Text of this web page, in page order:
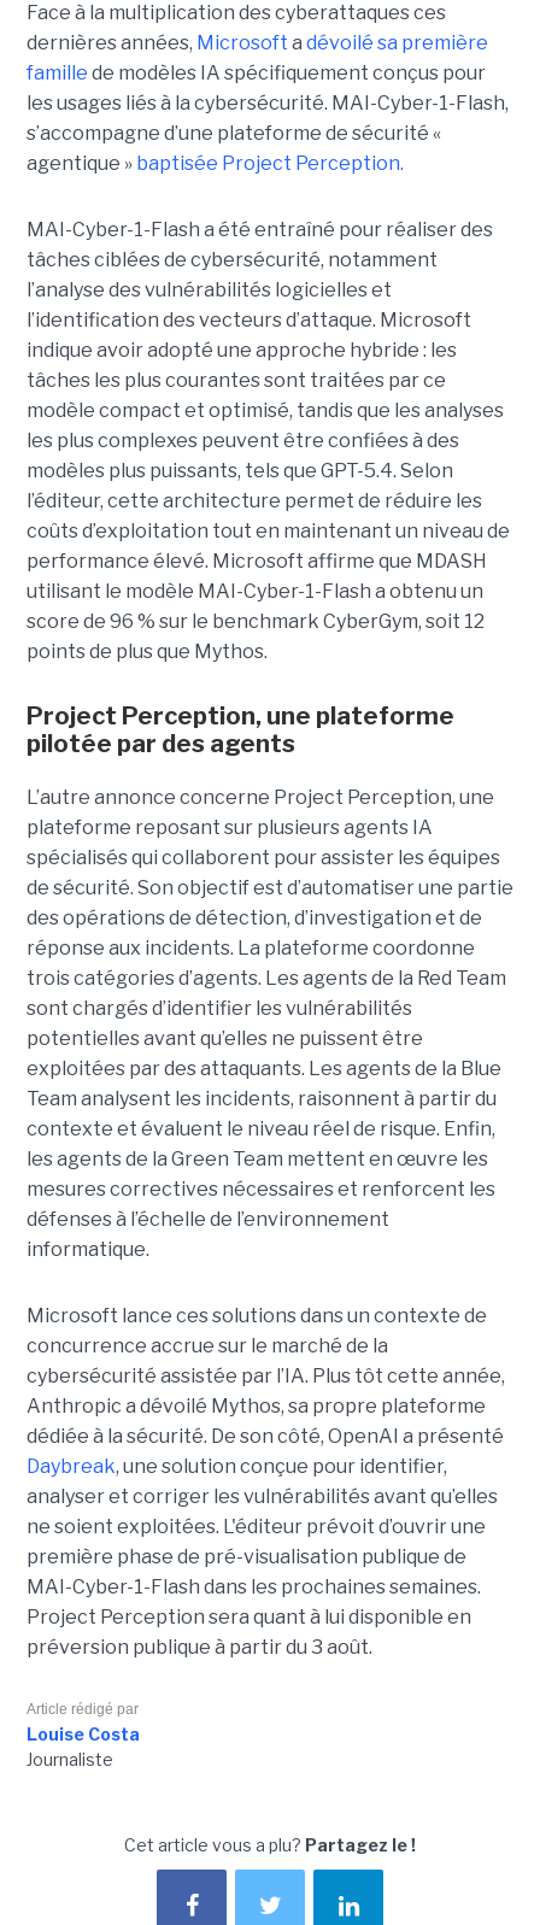
Face à la multiplication des cyberattaques ces
dernières années, Microsoft a dévoilé sa première
famille de modèles IA spécifiquement conçus pour
les usages liés à la cybersécurité. MAI-Cyber-1-Flash,
s’accompagne d’une plateforme de sécurité «
agentique » baptisée Project Perception.
MAI-Cyber-1-Flash a été entraîné pour réaliser des
tâches ciblées de cybersécurité, notamment
l’analyse des vulnérabilités logicielles et
l’identification des vecteurs d’attaque. Microsoft
indique avoir adopté une approche hybride : les
tâches les plus courantes sont traitées par ce
modèle compact et optimisé, tandis que les analyses
les plus complexes peuvent être confiées à des
modèles plus puissants, tels que GPT-5.4. Selon
l’éditeur, cette architecture permet de réduire les
coûts d’exploitation tout en maintenant un niveau de
performance élevé. Microsoft affirme que MDASH
utilisant le modèle MAI-Cyber-1-Flash a obtenu un
score de 96 % sur le benchmark CyberGym, soit 12
points de plus que Mythos.
Project Perception, une plateforme
pilotée par des agents
L’autre annonce concerne Project Perception, une
plateforme reposant sur plusieurs agents IA
spécialisés qui collaborent pour assister les équipes
de sécurité. Son objectif est d’automatiser une partie
des opérations de détection, d’investigation et de
réponse aux incidents. La plateforme coordonne
trois catégories d’agents. Les agents de la Red Team
sont chargés d’identifier les vulnérabilités
potentielles avant qu’elles ne puissent être
exploitées par des attaquants. Les agents de la Blue
Team analysent les incidents, raisonnent à partir du
contexte et évaluent le niveau réel de risque. Enfin,
les agents de la Green Team mettent en œuvre les
mesures correctives nécessaires et renforcent les
défenses à l’échelle de l’environnement
informatique.
Microsoft lance ces solutions dans un contexte de
concurrence accrue sur le marché de la
cybersécurité assistée par l’IA. Plus tôt cette année,
Anthropic a dévoilé Mythos, sa propre plateforme
dédiée à la sécurité. De son côté, OpenAI a présenté
Daybreak, une solution conçue pour identifier,
analyser et corriger les vulnérabilités avant qu’elles
ne soient exploitées. L'éditeur prévoit d’ouvrir une
première phase de pré-visualisation publique de
MAI-Cyber-1-Flash dans les prochaines semaines.
Project Perception sera quant à lui disponible en
préversion publique à partir du 3 août.
Article rédigé par
Louise Costa
Journaliste
Cet article vous a plu? Partagez le !